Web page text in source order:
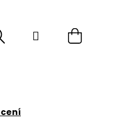
PřihlášeníNákupní